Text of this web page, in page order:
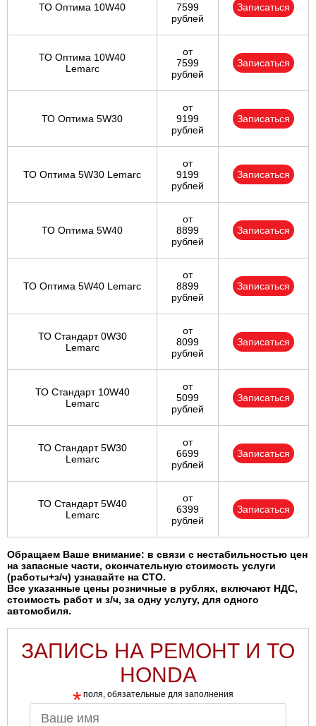
ТО Оптима 10W40
7599
рублей
Записаться
ТО Оптима 10W40
Lemarc
от
7599
рублей
Записаться
ТО Оптима 5W30
от
9199
рублей
Записаться
ТО Оптима 5W30 Lemarc
от
9199
рублей
Записаться
ТО Оптима 5W40
от
8899
рублей
Записаться
ТО Оптима 5W40 Lemarc
от
8899
рублей
Записаться
ТО Стандарт 0W30
Lemarc
от
8099
рублей
Записаться
ТО Стандарт 10W40
Lemarc
от
5099
рублей
Записаться
ТО Стандарт 5W30
Lemarc
от
6699
рублей
Записаться
ТО Стандарт 5W40
Lemarc
от
6399
рублей
Записаться
Обращаем Ваше внимание: в связи с нестабильностью цен
на запасные части, окончательную стоимость услуги
(работы+з/ч) узнавайте на СТО.
Все указанные цены розничные в рублях, включают НДС,
стоимость работ и з/ч, за одну услугу, для одного
автомобиля.
ЗАПИСЬ НА РЕМОНТ И ТО
HONDA
* поля, обязательные для заполнения